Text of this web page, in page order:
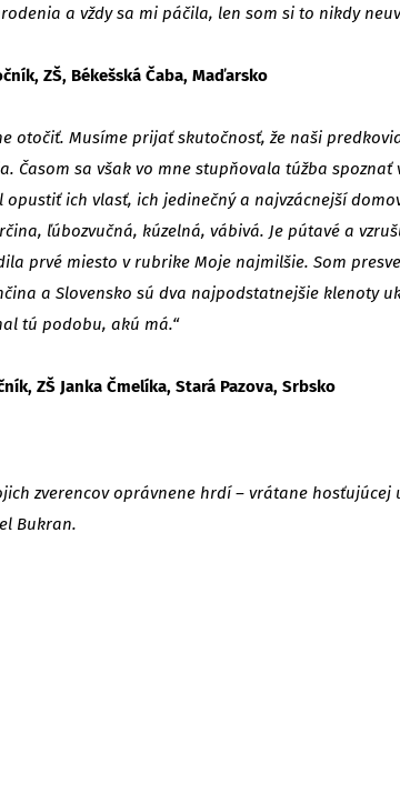
a vždy sa mi páčila, len som si to nikdy
ZŠ, Békešská Čaba, Maďarsko
otočiť. Musíme prijať skutočnosť, že naši
Časom sa však vo mne stupňovala túžba
ich vlasť, ich jedinečný a najvzácnejší
ľúbozvučná, kúzelná, vábivá. Je pútavé a
prvé miesto v rubrike Moje najmilšie. Som
a Slovensko sú dva najpodstatnejšie
tú podobu, akú má.“
ZŠ Janka Čmelíka, Stará Pazova, Srbsko
zverencov oprávnene hrdí – vrátane hosťujúcej
Bukran.